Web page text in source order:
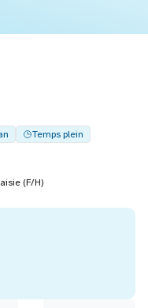
Temps plein
(F/H)